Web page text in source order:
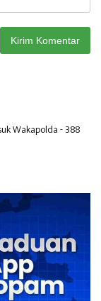
Wakapolda- 388